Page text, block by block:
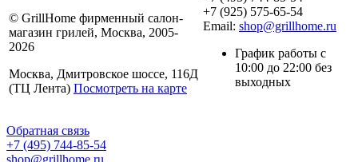
© GrillHome фирменный салон-
магазин грилей, Москва, 2005-
2026
Москва, Дмитровское шоссе, 116Д
(ТЦ Лента) Посмотреть на карте
+7 (925) 575-65-54
Email: shop@grillhome.ru
График работы с
10:00 до 22:00 без
выходных
Обратная связь
+7 (495) 744-85-54
shop@grillhome.ru